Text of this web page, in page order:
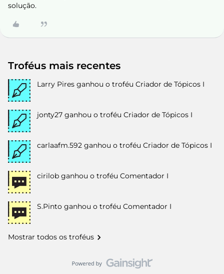
solução.
Troféus mais recentes
Larry Pires ganhou o troféu Criador de Tópicos I
jonty27 ganhou o troféu Criador de Tópicos I
carlaafm.592 ganhou o troféu Criador de Tópicos I
cirilob ganhou o troféu Comentador I
S.Pinto ganhou o troféu Comentador I
Mostrar todos os troféus